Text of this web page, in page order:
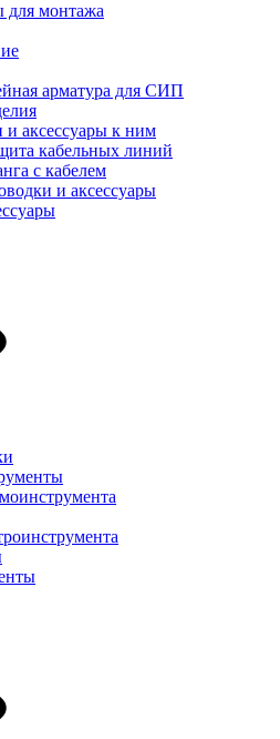
для монтажа
арматура для СИП
и аксессуары к ним
кабельных линий
с кабелем
и аксессуары